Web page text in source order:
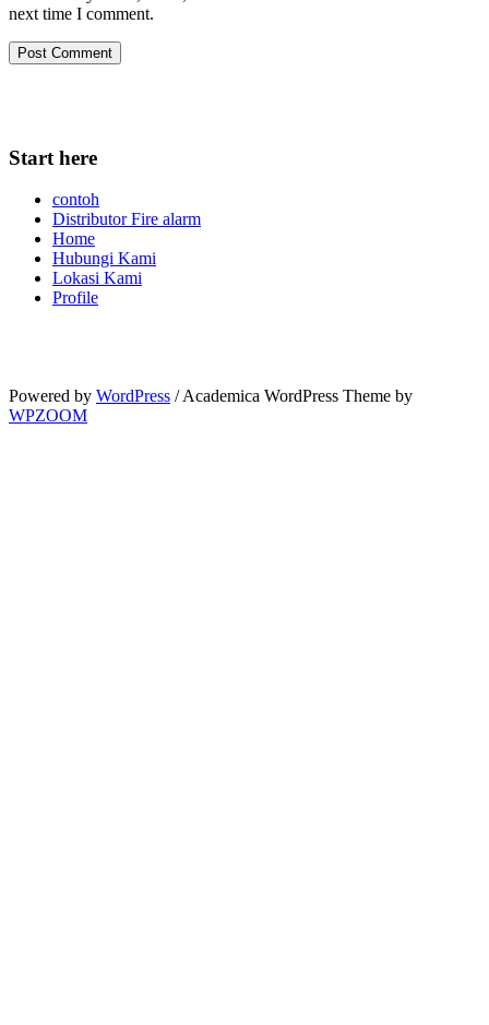
Start here
contoh
Distributor Fire alarm
Home
Hubungi Kami
Lokasi Kami
Profile
next time I comment.
Powered by WordPress / Academica WordPress Theme by
WPZOOM